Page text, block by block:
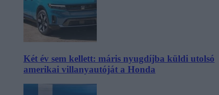
Két év sem kellett: máris nyugdíjba küldi utolsó
amerikai villanyautóját a Honda